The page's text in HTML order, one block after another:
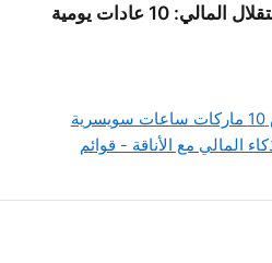
1 فكرة عن “لتحقيق الاستقلال المالي: 10 عادات يومية
أرخص 10 ماركات ساعات سويسرية
المالي مع الأناقة - قوائم